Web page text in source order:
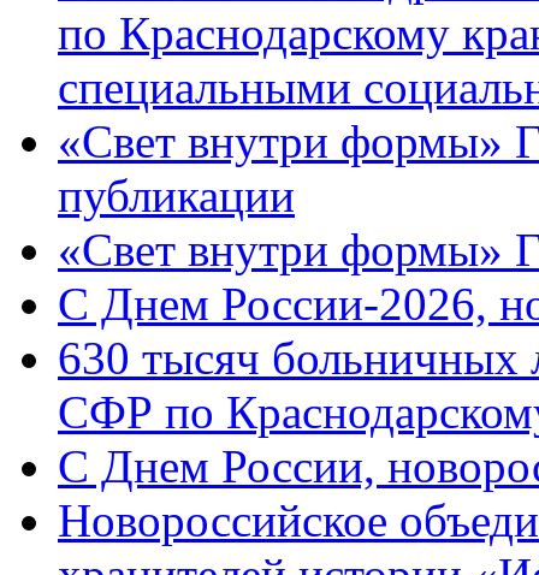
по Краснодарскому
специальными
«Свет внутри формы»
публикации
«Свет внутри формы»
C Днем России-2026,
630 тысяч больничных
СФР по
C Днем России,
Новороссийское